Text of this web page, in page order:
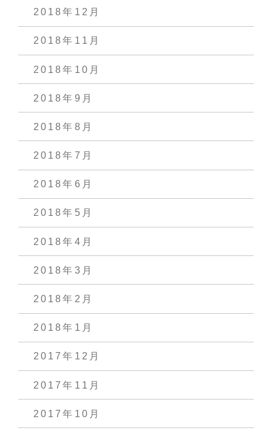
2018年12月
2018年11月
2018年10月
2018年9月
2018年8月
2018年7月
2018年6月
2018年5月
2018年4月
2018年3月
2018年2月
2018年1月
2017年12月
2017年11月
2017年10月